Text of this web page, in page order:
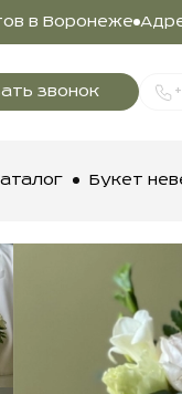
в Воронеже
звонок
Букет